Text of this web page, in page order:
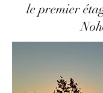
le premier